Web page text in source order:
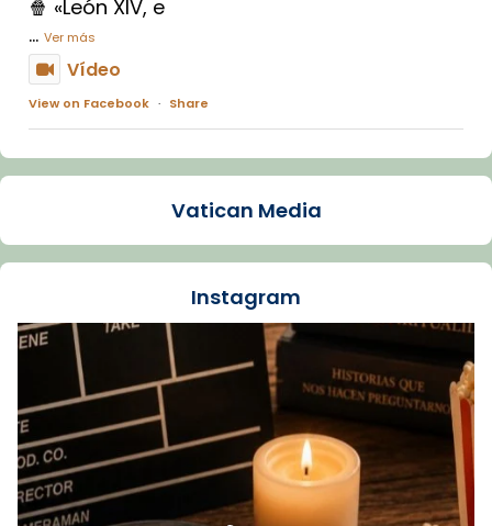
🍿 «León XIV, e
... Ver más
Vídeo
View on Facebook · Share
Arquebisbat de Barcelona
La Carmina va patir depressió. Fa gairebé
dos mesos, a l'Estadi Lluís Companys, la
Recupera l'entrevista comp
Vatican
tican News 👇
www.vaticannews.va/es/iglesia/news/2026-
07/carmina-historia-depresion-papa-viaje-
espana-testimoni...
Foto
Vatican Media
Instagram